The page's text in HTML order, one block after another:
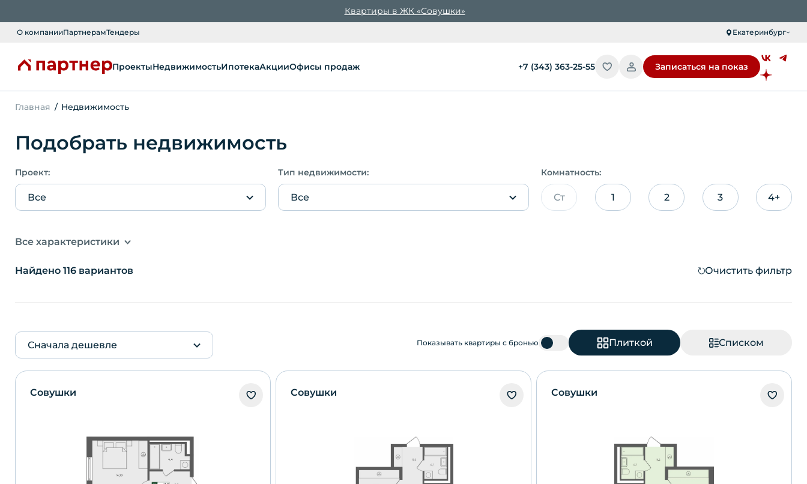
Квартиры в ЖК «Совушки»
О компанииПартнерамТендеры Екатеринбург
ПроектыНедвижимостьИпотекаАкцииОфисы продаж +7 (343) 363-25-55 Записаться на показ
Главная Недвижимость
Подобрать недвижимость
Проект:
Все
Тип недвижимости:
Все
Комнатность:
Ст 1 2 3 4+
Все характеристики
Найдено 116 вариантов Очистить фильтр
Сначала дешевле Показывать квартиры с бронью Плиткой Списком
Совушки Совушки Совушки